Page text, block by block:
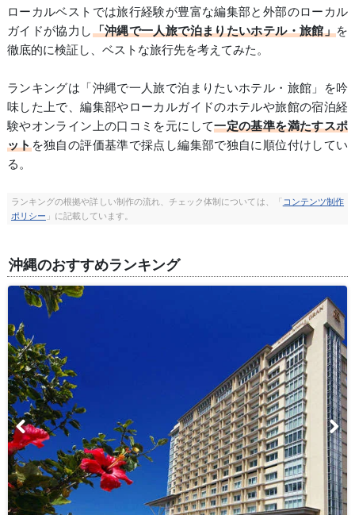
ローカルベストでは旅行経験が豊富な編集部と外部のローカル
ガイドが協力し「沖縄で一人旅で泊まりたいホテル・旅館」を
徹底的に検証し、ベストな旅行先を考えてみた。
ランキングは「沖縄で一人旅で泊まりたいホテル・旅館」を吟
味した上で、編集部やローカルガイドのホテルや旅館の宿泊経
験やオンライン上の口コミを元にして一定の基準を満たすスポ
ットを独自の評価基準で採点し編集部で独自に順位付けしてい
る。
ランキングの根拠や詳しい制作の流れ、チェック体制については、「 コンテンツ制作
ポリシー 」に記載しています。
沖縄のおすすめランキング